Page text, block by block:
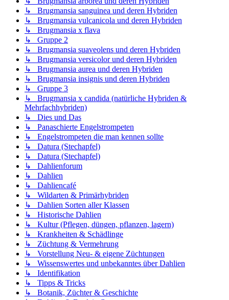
↳ Brugmansia sanguinea und deren Hybriden
↳ Brugmansia vulcanicola und deren Hybriden
↳ Brugmansia x flava
↳ Gruppe 2
↳ Brugmansia suaveolens und deren Hybriden
↳ Brugmansia versicolor und deren Hybriden
↳ Brugmansia aurea und deren Hybriden
↳ Brugmansia insignis und deren Hybriden
↳ Gruppe 3
↳ Brugmansia x candida (natürliche Hybriden &
Mehrfachhybriden)
↳ Dies und Das
↳ Panaschierte Engelstrompeten
↳ Engelstrompeten die man kennen sollte
↳ Datura (Stechapfel)
↳ Datura (Stechapfel)
↳ Dahlienforum
↳ Dahlien
↳ Dahliencafé
↳ Wildarten & Primärhybriden
↳ Dahlien Sorten aller Klassen
↳ Historische Dahlien
↳ Kultur (Pflegen, düngen, pflanzen, lagern)
↳ Krankheiten & Schädlinge
↳ Züchtung & Vermehrung
↳ Vorstellung Neu- & eigene Züchtungen
↳ Wissenswertes und unbekanntes über Dahlien
↳ Identifikation
↳ Tipps & Tricks
↳ Botanik, Züchter & Geschichte